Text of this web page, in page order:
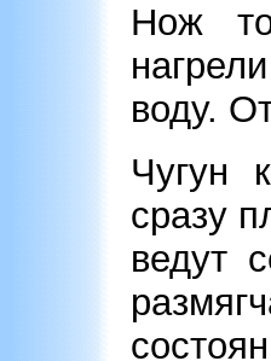
Нож
воду.
Чугун
сразу
ведут